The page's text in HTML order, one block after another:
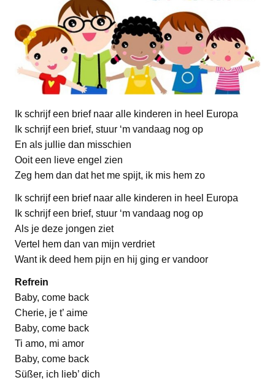
Ik schrijf een brief naar alle kinderen in heel Europa
Ik schrijf een brief, stuur ‘m vandaag nog op
En als jullie dan misschien
Ooit een lieve engel zien
Zeg hem dan dat het me spijt, ik mis hem zo
Ik schrijf een brief naar alle kinderen in heel Europa
Ik schrijf een brief, stuur ‘m vandaag nog op
Als je deze jongen ziet
Vertel hem dan van mijn verdriet
Want ik deed hem pijn en hij ging er vandoor
Refrein
Baby, come back
Cherie, je t’ aime
Baby, come back
Ti amo, mi amor
Baby, come back
Süßer, ich lieb’ dich